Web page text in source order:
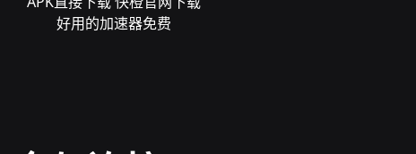
好用的加速器免费